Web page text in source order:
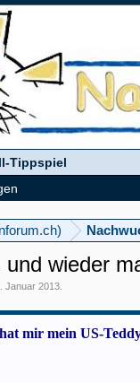
wieder
Januar 2013
mir mein US-
Tippspiel